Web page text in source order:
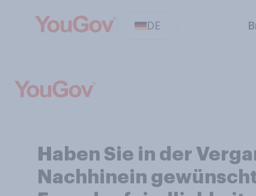
DE
Haben Sie in der
Nachhinein